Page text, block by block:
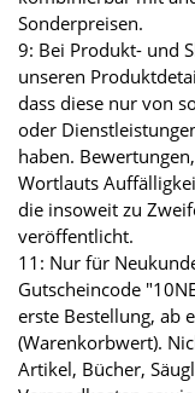
Sonderpreisen.
9: Bei Produkt- und
unseren
dass diese nur von
oder
haben.
Wortlauts
die insoweit zu
veröffentlicht.
11: Nur für
Gutscheincode
erste Bestellung, ab
(Warenkorbwert).
Artikel, Bücher,